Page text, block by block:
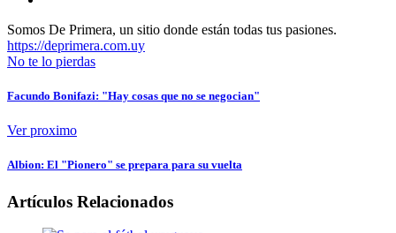
Somos De Primera, un sitio donde están todas tus pasiones.
https://deprimera.com.uy
No te lo pierdas
Facundo Bonifazi: "Hay cosas que no se negocian"
Ver proximo
Albion: El "Pionero" se prepara para su vuelta
Artículos Relacionados